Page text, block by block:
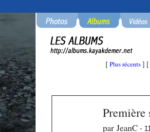
[ Plus récents ] [
Première
par JeanC -